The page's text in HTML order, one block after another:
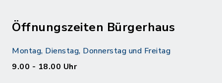
Öffnungszeiten Bürgerhaus
Montag, Dienstag, Donnerstag und Freitag
9.00 - 18.00 Uhr